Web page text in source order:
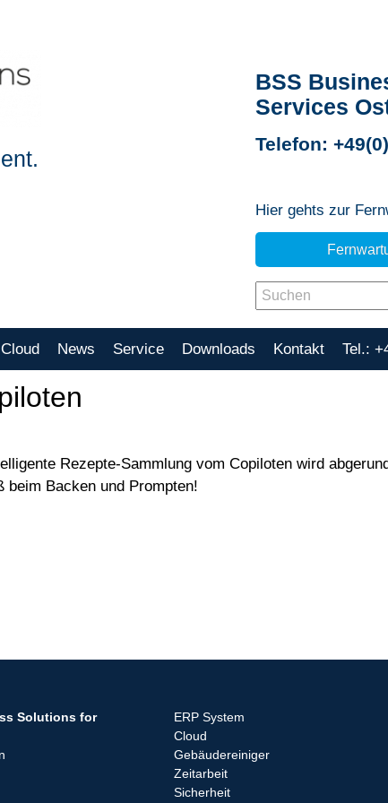
BSS
Services
Telefon:
Hier gehts zur
Cloud News Service Downloads Kontakt Tel.:
Rezepte-Sammlung vom Copiloten wird
beim Backen und Prompten!
Solutions for
ERP System
Cloud
Gebäudereiniger
Zeitarbeit
Sicherheit